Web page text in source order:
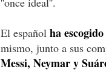
El español ha
mismo, junto a sus
Messi, Neymar y